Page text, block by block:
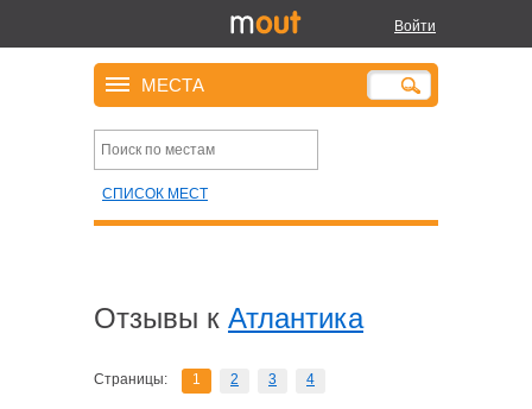
Войти
МЕСТА
СПИСОК МЕСТ
Отзывы к Атлантика
Страницы: 1 2 3 4